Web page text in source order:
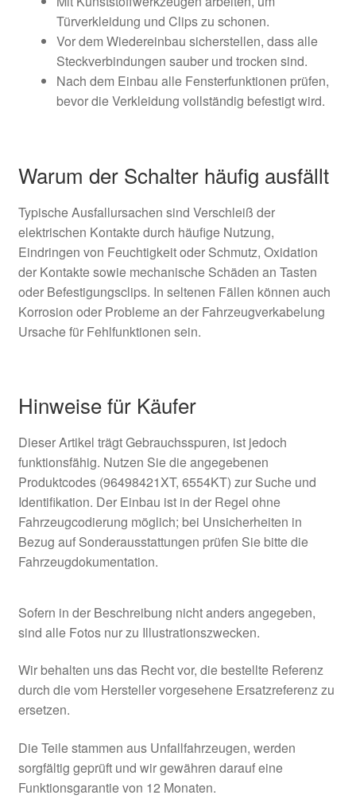
Türverkleidung und Clips zu schonen.
Vor dem Wiedereinbau sicherstellen, dass alle
Steckverbindungen sauber und trocken sind.
Nach dem Einbau alle Fensterfunktionen prüfen,
bevor die Verkleidung vollständig befestigt wird.
Warum der Schalter häufig ausfällt
Typische Ausfallursachen sind Verschleiß der
elektrischen Kontakte durch häufige Nutzung,
Eindringen von Feuchtigkeit oder Schmutz, Oxidation
der Kontakte sowie mechanische Schäden an Tasten
oder Befestigungsclips. In seltenen Fällen können auch
Korrosion oder Probleme an der Fahrzeugverkabelung
Ursache für Fehlfunktionen sein.
Hinweise für Käufer
Dieser Artikel trägt Gebrauchsspuren, ist jedoch
funktionsfähig. Nutzen Sie die angegebenen
Produktcodes (96498421XT, 6554KT) zur Suche und
Identifikation. Der Einbau ist in der Regel ohne
Fahrzeugcodierung möglich; bei Unsicherheiten in
Bezug auf Sonderausstattungen prüfen Sie bitte die
Fahrzeugdokumentation.
Sofern in der Beschreibung nicht anders angegeben,
sind alle Fotos nur zu Illustrationszwecken.
Wir behalten uns das Recht vor, die bestellte Referenz
durch die vom Hersteller vorgesehene Ersatzreferenz zu
ersetzen.
Die Teile stammen aus Unfallfahrzeugen, werden
sorgfältig geprüft und wir gewähren darauf eine
Funktionsgarantie von 12 Monaten.